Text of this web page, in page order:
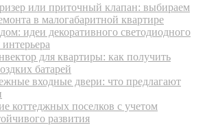
или приточный клапан: выбираем
в малогабаритной квартире
идеи декоративного светодиодного
для квартиры: как получить
батарей
входные двери: что предлагают
коттеджных поселков с учетом
развития